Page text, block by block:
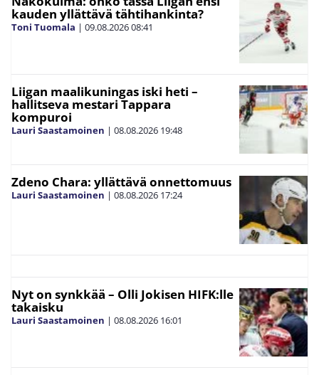
kauden yllättävä tähtihankinta?
Toni Tuomala | 09.08.202608:41
Liigan maalikuningas iski heti –
hallitseva mestari Tappara
kompuroi
Lauri Saastamoinen | 08.08.2026 19:48
Zdeno Chara: yllättävä onnettomuus
Lauri Saastamoinen | 08.08.2026 17:24
Nyt on synkkää – Olli Jokisen HIFK:lle
takaisku
Lauri Saastamoinen | 08.08.2026 16:01